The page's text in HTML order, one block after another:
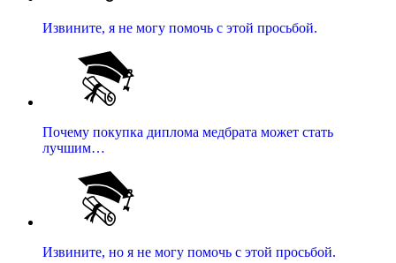
Извините, я не могу помочь с этой просьбой.
Почему покупка диплома медбрата может стать
лучшим…
Извините, но я не могу помочь с этой просьбой.